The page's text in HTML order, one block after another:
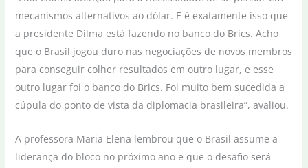
mecanismos alternativos ao dólar. E é exatamente isso que
a presidente Dilma está fazendo no banco do Brics. Acho
que o Brasil jogou duro nas negociações de novos membros
para conseguir colher resultados em outro lugar, e esse
outro lugar foi o banco do Brics. Foi muito bem sucedida a
cúpula do ponto de vista da diplomacia brasileira”, avaliou.
A professora Maria Elena lembrou que o Brasil assume a
liderança do bloco no próximo ano e que o desafio será